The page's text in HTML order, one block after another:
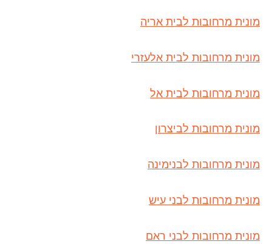
מונית מרחובות לבית אריה
מונית מרחובות לבית אלעזרי
מונית מרחובות לבית אל
מונית מרחובות לביצרון
מונית מרחובות לבנימינה
מונית מרחובות לבני עיש
מונית מרחובות לבני ראם